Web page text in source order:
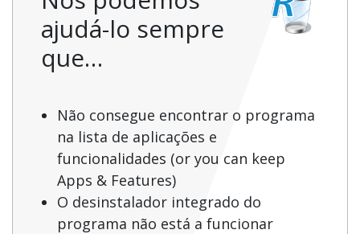
ajudá-lo sempre
que…
Não consegue encontrar o programa
na lista de aplicações e
funcionalidades (or you can keep
Apps & Features)
O desinstalador integrado do
programa não está a funcionar